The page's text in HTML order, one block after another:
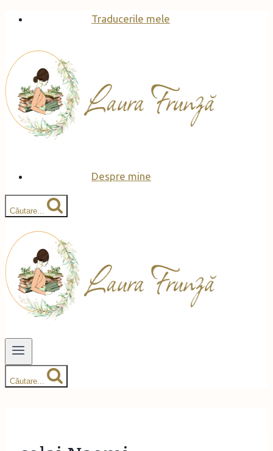
Skip
content
Traducerile mele
Despre mine
Căutare...
Căutare...